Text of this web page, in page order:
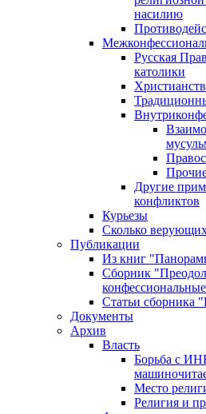
насилию
Русская
католики
Другие
конфликтов
Курьезы
Сколько
Публикации
Из книг
Сборник
Статьи сборника
Документы
Архив
Власть
Борьба с
Место
Религия и